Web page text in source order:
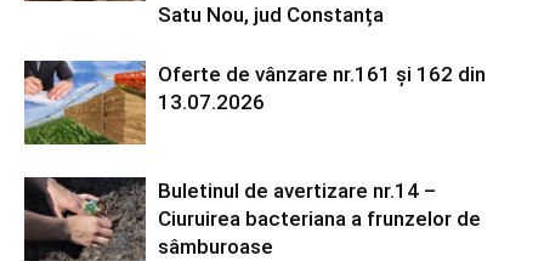
Satu Nou, jud Constanța
Oferte de vânzare nr.161 și 162 din
13.07.2026
Buletinul de avertizare nr.14 –
Ciuruirea bacteriana a frunzelor de
sâmburoase